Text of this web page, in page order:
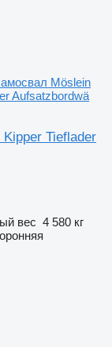
Möslein
Aufsatzbordwä
Tieflader
вес 4 580 кг